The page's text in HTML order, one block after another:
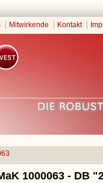
Mitwirkende Kontakt
1000063 - DB